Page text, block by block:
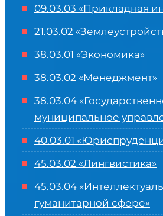
09.03.03 «Прикладная
21.03.02
38.03.01 «Экономика»
38.03.02 «Менеджмент»
38.03.04
муниципальное
40.03.01
45.03.02 «Лингвистика»
45.03.04 «
гуманитарной сфере»